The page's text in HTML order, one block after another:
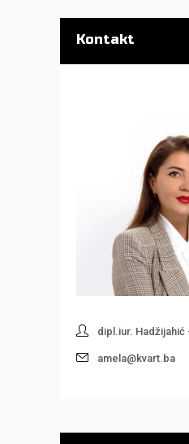
Kontakt
dipl.iur. Hadžijahić
amela@kvart.ba